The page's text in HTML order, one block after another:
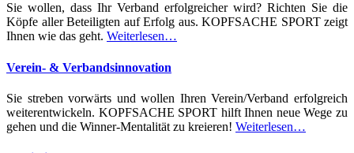
Sie wollen, dass Ihr Verband erfolgreicher wird? Richten Sie die
Köpfe aller Beteiligten auf Erfolg aus. KOPFSACHE SPORT zeigt
Ihnen wie das geht. Weiterlesen…
Verein- & Verbandsinnovation
Sie streben vorwärts und wollen Ihren Verein/Verband erfolgreich
weiterentwickeln. KOPFSACHE SPORT hilft Ihnen neue Wege zu
gehen und die Winner-Mentalität zu kreieren! Weiterlesen…